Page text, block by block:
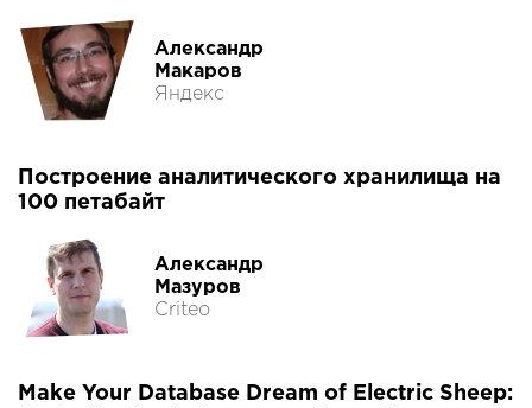
Александр
Макаров
Яндекс
Построение аналитического хранилища на
100 петабайт
Александр
Мазуров
Criteo
Make Your Database Dream of Electric Sheep: